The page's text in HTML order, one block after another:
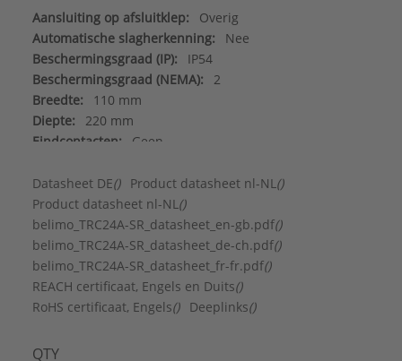
Aansluiting op afsluitklep:
Overig
Automatische slagherkenning:
Nee
Beschermingsgraad (IP):
IP54
Beschermingsgraad (NEMA):
2
Breedte:
110 mm
Diepte:
220 mm
Eindcontacten:
Geen
Energieverbruik in ruststand: 0,4 W
Explosieveilig:
Nee
Geschikt voor afsluiter:
Ja
Geschikt voor luchtappendage: Nee
Handbediening:
Ja
Hoogte: 85 mm
Hulpcontacten:
Nee
Instelbaar werkgebied:
Datasheet DE() Product datasheet nl-NL ()
Product datasheet nl-NL ()
belimo_TRC24A-SR_datasheet_en-gb.pdf()
belimo_TRC24A-SR_datasheet_de-ch.pdf()
belimo_TRC24A-SR_datasheet_fr-fr.pdf()
REACH certificaat, Engels en Duits()
RoHS certificaat, Engels() Deeplinks()
QTY